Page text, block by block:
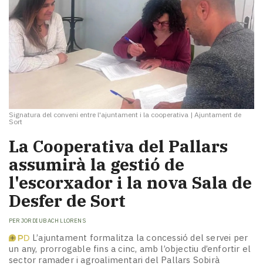
Signatura del conveni entre l'ajuntament i la cooperativa | Ajuntament de
Sort
La Cooperativa del Pallars
assumirà la gestió de
l'escorxador i la nova Sala de
Desfer de Sort
PER JORDI UBACH LLORENS
L’ajuntament formalitza la concessió del servei per
un any, prorrogable fins a cinc, amb l’objectiu d’enfortir el
sector ramader i agroalimentari del Pallars Sobirà